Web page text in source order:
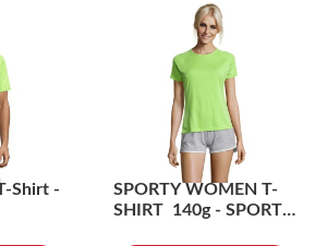
Shirt -
SPORTY WOMEN T-
SHIRT 140g - SPORTY